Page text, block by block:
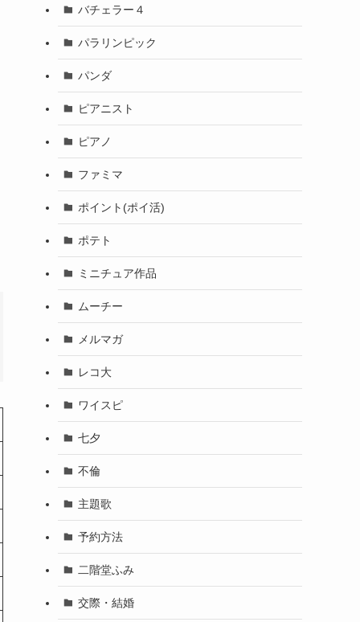
バチェラー４
パラリンピック
パンダ
ピアニスト
ピアノ
ファミマ
ポイント(ポイ活)
ポテト
ミニチュア作品
ムーチー
メルマガ
レコ大
ワイスピ
七夕
不倫
主題歌
予約方法
二階堂ふみ
交際・結婚